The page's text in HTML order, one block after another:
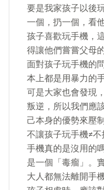
要是我家孩子以後
一個，扔一個，看
孩子喜歡玩手機，
得讓他們嘗嘗父母的
面對孩子玩手機的
本上都是用暴力的手
可是大家也會發現
叛逆，所以我們應
己本身的優勢來壓制
不讓孩子玩手機≠
手機真的是沒用的
是一個「毒瘤」。
大人都無法離開手